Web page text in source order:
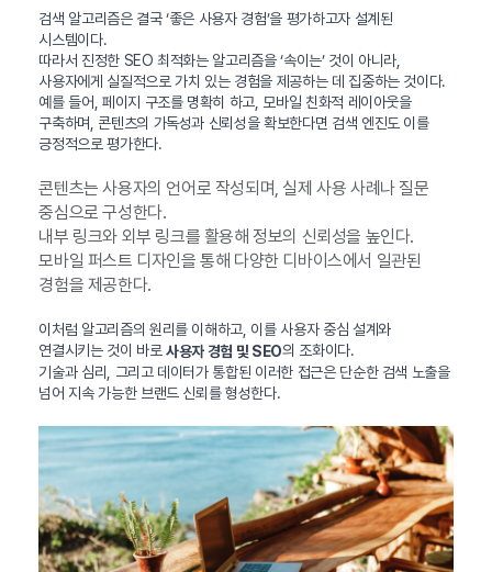
검색 알고리즘은 결국 ‘좋은 사용자 경험’을 평가하고자 설계된
시스템이다.
따라서 진정한 SEO 최적화는 알고리즘을 ‘속이는’ 것이 아니라,
사용자에게 실질적으로 가치 있는 경험을 제공하는 데 집중하는 것이다.
예를 들어, 페이지 구조를 명확히 하고, 모바일 친화적 레이아웃을
구축하며, 콘텐츠의 가독성과 신뢰성을 확보한다면 검색 엔진도 이를
긍정적으로 평가한다.
콘텐츠는 사용자의 언어로 작성되며, 실제 사용 사례나 질문
중심으로 구성한다.
내부 링크와 외부 링크를 활용해 정보의 신뢰성을 높인다.
모바일 퍼스트 디자인을 통해 다양한 디바이스에서 일관된
경험을 제공한다.
이처럼 알고리즘의 원리를 이해하고, 이를 사용자 중심 설계와
연결시키는 것이 바로사용자 경험 및 SEO의 조화이다.
기술과 심리, 그리고 데이터가 통합된 이러한 접근은 단순한 검색 노출을
넘어 지속 가능한 브랜드 신뢰를 형성한다.